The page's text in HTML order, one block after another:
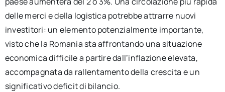
delle merci e della logistica potrebbe attrarre nuovi
investitori: un elemento potenzialmente importante,
visto che la Romania sta affrontando una situazione
economica difficile a partire dall’inflazione elevata,
accompagnata da rallentamento della crescita e un
significativo deficit di bilancio.